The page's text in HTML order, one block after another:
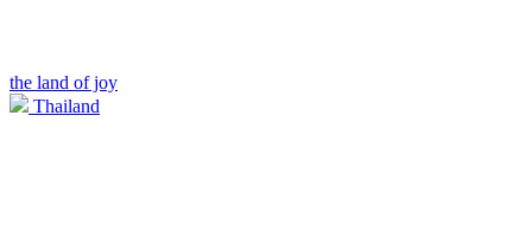
the land of joy
Thailand